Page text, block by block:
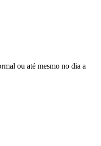
ou até mesmo no dia a